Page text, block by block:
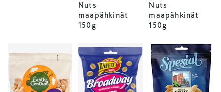
Nuts
maapähkinät
150g
Nuts
maapähkinät
150g